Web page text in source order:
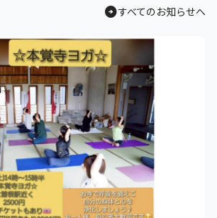
arrow_circle_rightすべてのお知らせへ